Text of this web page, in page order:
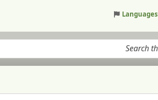
Languages